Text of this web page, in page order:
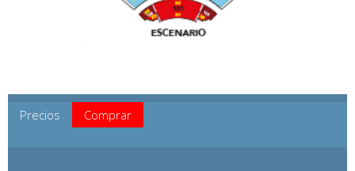
Precios Comprar